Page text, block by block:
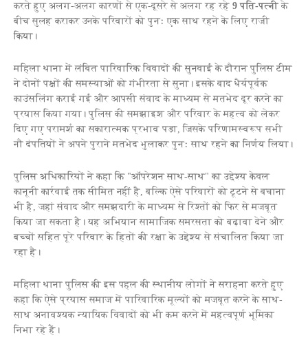
करते हुए अलग-अलग कारणों से एक-दूसरे से अलग रह रहे 9 पति-पत्नीके
बीच सुलह कराकर उनके परिवारों को पुनः एक साथ रहने के लिए राजी
किया।
महिला थाना में लंबित पारिवारिक विवादों की सुनवाई के दौरान पुलिस टीम
ने दोनों पक्षों की समस्याओं को गंभीरता से सुना। इसके बाद धैर्यपूर्वक
काउंसलिंग कराई गई और आपसी संवाद के माध्यम से मतभेद दूर करने का
प्रयास किया गया। पुलिस की समझाइश और परिवार के महत्व को लेकर
दिए गए परामर्श का सकारात्मक प्रभाव पड़ा, जिसके परिणामस्वरूप सभी
नौ दंपतियों ने अपने पुराने मतभेद भुलाकर पुनः साथ रहने का निर्णय लिया।
पुलिस अधिकारियों ने कहा कि "ऑपरेशन साथ-साथ" का उद्देश्य केवल
कानूनी कार्रवाई तक सीमित नहीं है, बल्कि ऐसे परिवारों को टूटने से बचाना
भी है, जहां संवाद और समझदारी के माध्यम से रिश्तों को फिर से मजबूत
किया जा सकता है। यह अभियान सामाजिक समरसता को बढ़ावा देने और
बच्चों सहित पूरे परिवार के हितों की रक्षा के उद्देश्य से संचालित किया जा
रहा है।
महिला थाना पुलिस की इस पहल की स्थानीय लोगों ने सराहना करते हुए
कहा कि ऐसे प्रयास समाज में पारिवारिक मूल्यों को मजबूत करने के साथ-
साथ अनावश्यक न्यायिक विवादों को भी कम करने में महत्वपूर्ण भूमिका
निभा रहे हैं।